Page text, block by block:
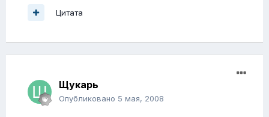
Цитата
Щукарь
Опубликовано 5 мая, 2008